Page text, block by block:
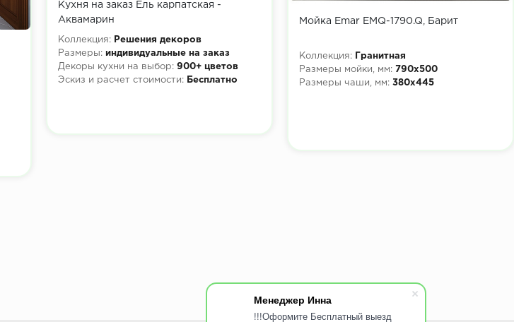
Менеджер Инна
!!!Оформите Бесплатный выезд
Кухня на заказ Ель карпатская -
Аквамарин
Коллекция:
Решения декоров
Размеры: индивидуальные на заказ
Декоры кухни на выбор: 900+ цветов
Эскиз и расчет стоимости:
Бесплатно
Мойка Emar EMQ-1790.Q, Барит
Коллекция:
Гранитная
Размеры мойки, мм: 790х500
Размеры чаши, мм: 380х445